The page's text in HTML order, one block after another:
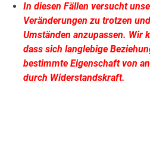
In diesen Fällen versucht
Veränderungen zu trotzen
Umständen anzupassen. Wir
dass sich langlebige
bestimmte Eigenschaft von
durch Widerstandskraft.